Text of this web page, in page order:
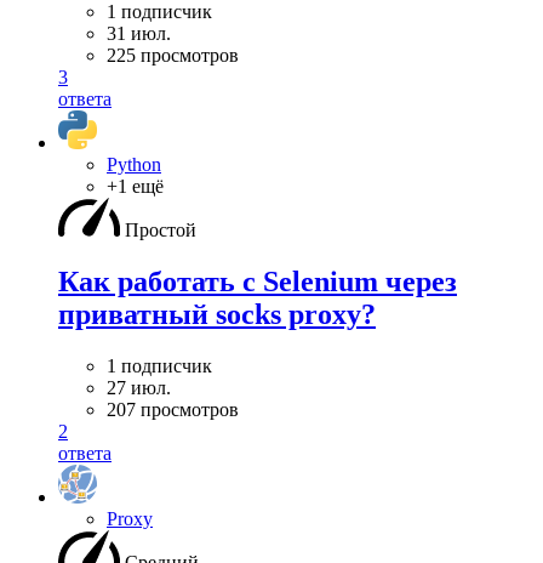
1 подписчик
31 июл.
225 просмотров
3
ответа
Python
+1 ещё
Простой
Как работать с Selenium через
приватный socks proxy?
1 подписчик
27 июл.
207 просмотров
2
ответа
Proxy